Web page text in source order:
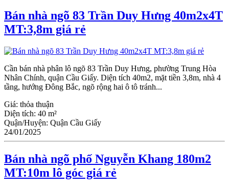
Bán nhà ngõ 83 Trần Duy Hưng 40m2x4T
MT:3,8m giá rẻ
Cần bán nhà phân lô ngõ 83 Trần Duy Hưng, phường Trung Hòa
Nhân Chính, quận Cầu Giấy. Diện tích 40m2, mặt tiền 3,8m, nhà 4
tầng, hướng Đông Bắc, ngõ rộng hai ô tô tránh...
Giá: thỏa thuận
Diện tích: 40 m²
Quận/Huyện: Quận Cầu Giấy
24/01/2025
Bán nhà ngõ phố Nguyễn Khang 180m2
MT:10m lô góc giá rẻ